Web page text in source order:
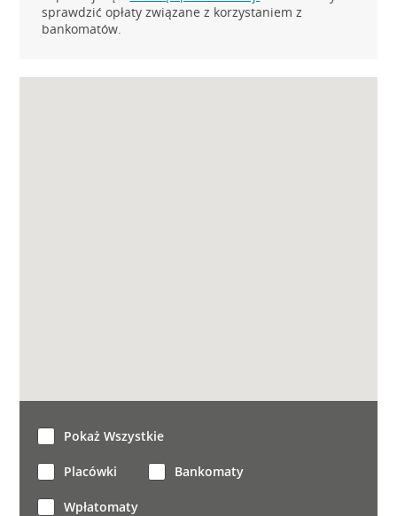
sprawdzić opłaty związane z korzystaniem z
bankomatów.
Pokaż Wszystkie
Placówki Bankomaty
Wpłatomaty